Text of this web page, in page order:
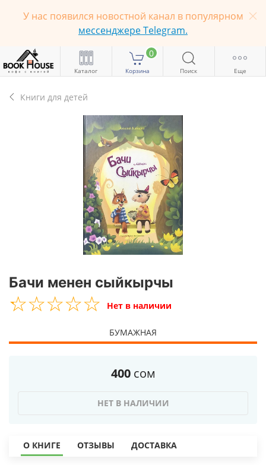
У нас появился новостной канал в популярном
мессенджере Telegram.
Каталог
0
Корзина Поиск Еще
Книги для детей
Бачи менен сыйкырчы
☆☆☆☆☆
★★★★★ Нет в наличии
БУМАЖНАЯ
400 сом
НЕТ В НАЛИЧИИ
О КНИГЕ ОТЗЫВЫ ДОСТАВКА